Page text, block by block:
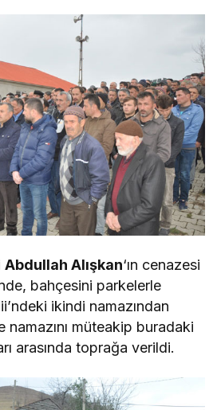
Abdullah Alışkan‘ın cenazesi
bahçesini parkelerle
ikindi namazından
namazını müteakip buradaki
arasında toprağa verildi.